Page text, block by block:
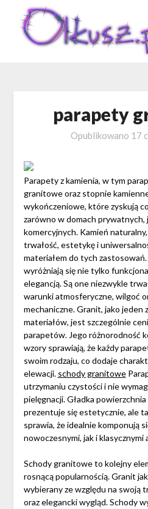
content
parapety
Opublikowano 17
Parapety z kamienia, w tym
granitowe oraz stopnie
wykończeniowe, które zyskują
zarówno w domach prywatnych,
komercyjnych. Kamień
trwałość, estetykę i
materiałem do tych
wyróżniają się nie tylko
elegancją. Są one niezwykle
warunki atmosferyczne, wilgoć
mechaniczne. Granit, jako jeden
materiałów, jest szczególnie
parapetów. Jego różnorodność
wzory sprawiają, że każdy
swoim rodzaju, co dodaje
elewacji. schody granitowe
utrzymaniu czystości i nie
pielęgnacji. Gładka
prezentuje się estetycznie, ale
sprawia, że idealnie komponują
nowoczesnymi, jak i klasycznymi
Schody granitowe to kolejny
rosnącą popularnością. Granit
wybierany ze względu na swoją
oraz elegancki wygląd. Schody